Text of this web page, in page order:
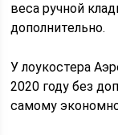
веса ручной
дополнительно.
У лоукостера
2020 году без
самому